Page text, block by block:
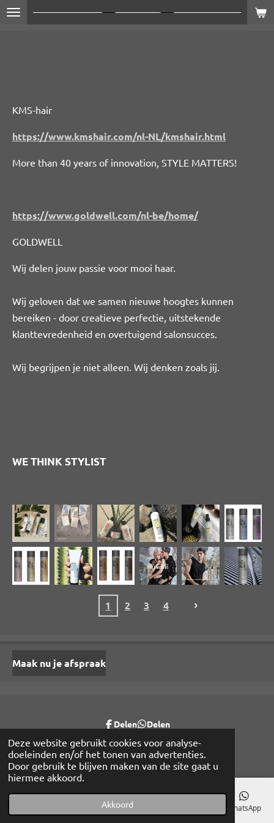
Deze website gebruikt cookies voor analyse-
doeleinden en/of het tonen van advertenties.
Door gebruik te blijven maken van de site gaat u
hiermee akkoord.
Akkoord
Ga
KMS-hair
https://www.kmshair.com/nl-NL/kmshair.html
More than 40 years of innovation, STYLE MATTERS!
https://www.goldwell.com/nl-be/home/
GOLDWELL
Wij delen jouw passie voor mooi haar.
Wij geloven dat we samen nieuwe hoogtes kunnen
bereiken - door creatieve perfectie, uitstekende
klanttevredenheid en overtuigend salonsucces.
Wij begrijpen je niet alleen. Wij denken zoals jij.
WE THINK STYLIST
1 2 3 4
Maak nu je afspraak
Delen Delen
© 2020 - 2026 Hairpoint Joyce
Powered byJouwWeb
Telefoonnummer WhatsApp